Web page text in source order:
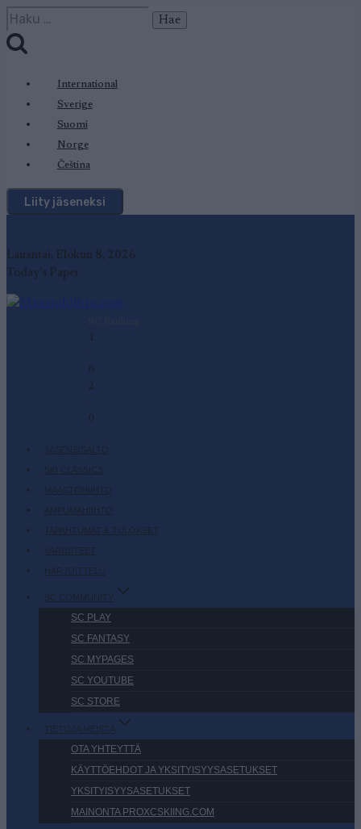
Siirry
sisältöön
Haku:
International
Sverige
Suomi
Norge
Čeština
Liity jäseneksi
Lauantai, Elokuu 8, 2026
Today's Paper
1
-
0
2
-
0
JÄSENSISÄLTÖ
SKI CLASSICS
MAASTOHIIHTO
AMPUMAHIIHTO
TAPAHTUMAT & TULOKSET
VARUSTEET
HARJOITTELU
SC COMMUNITY
SC PLAY
SC FANTASY
SC MYPAGES
SC YOUTUBE
SC STORE
TIETOJA MEISTÄ
OTA YHTEYTTÄ
KÄYTTÖEHDOT JA YKSITYISYYSASETUKSET
YKSITYISYYSASETUKSET
MAINONTA PROXCSKIING.COM